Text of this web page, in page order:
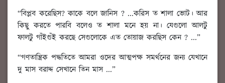
“বিপ্লব করেছিস? কাকে বলে জানিস ? ...করিস ত শালা ভোট। আর
কিছু করতে পারবি বলেও ত শালা মনে হয় না। যেগুলো আলটু
ফালটু গাঁইগুঁই করছে সেগুলোকে এত তোয়াজ করছিস কেন ? ...”
“গণতান্ত্রিক পদ্ধতিতে আমরা ওদের আত্মপক্ষ সমর্থনের জন্য যেখানে
দু মাস বরাদ্দ সেখানে তিন মাস ...”